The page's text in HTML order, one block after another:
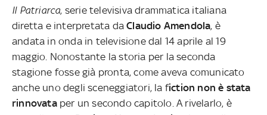
Il Patriarca, serie televisiva drammatica italiana
diretta e interpretata daClaudio Amendola, è
andata in onda in televisione dal 14 aprile al 19
maggio. Nonostante la storia per la seconda
stagione fosse già pronta, come aveva comunicato
anche uno degli sceneggiatori, la fiction non è stata
rinnovataper un secondo capitolo. A rivelarlo, è